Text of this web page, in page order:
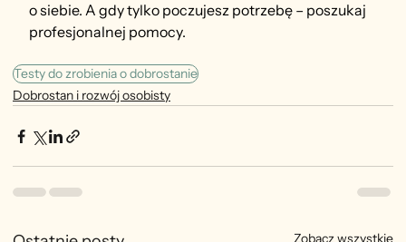
o siebie. A gdy tylko poczujesz potrzebę – poszukaj
profesjonalnej pomocy.
Testy do zrobienia o dobrostanie
Dobrostan i rozwój osobisty
Zobacz wszystkie